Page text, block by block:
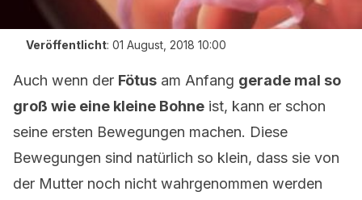
Veröffentlicht: 01 August, 2018 10:00
Auch wenn der Fötus am Anfang gerade mal so
groß wie eine kleine Bohne ist, kann er schon
seine ersten Bewegungen machen. Diese
Bewegungen sind natürlich so klein, dass sie von
der Mutter noch nicht wahrgenommen werden